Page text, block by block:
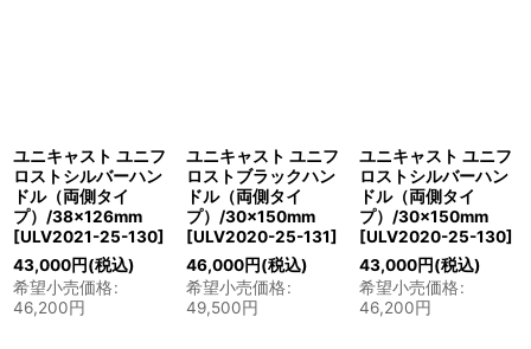
ユニキャスト ユニフ
ロストシルバーハン
ドル（両側タイ
プ）/38×126mm
[ULV2021-25-130]
43,000円(税込)
希望小売価格:
46,200円
ユニキャスト ユニフ
ロストブラックハン
ドル（両側タイ
プ）/30×150mm
[ULV2020-25-131]
46,000円(税込)
希望小売価格:
49,500円
ユニキャスト ユニフ
ロストシルバーハン
ドル（両側タイ
プ）/30×150mm
[ULV2020-25-130]
43,000円(税込)
希望小売価格:
46,200円